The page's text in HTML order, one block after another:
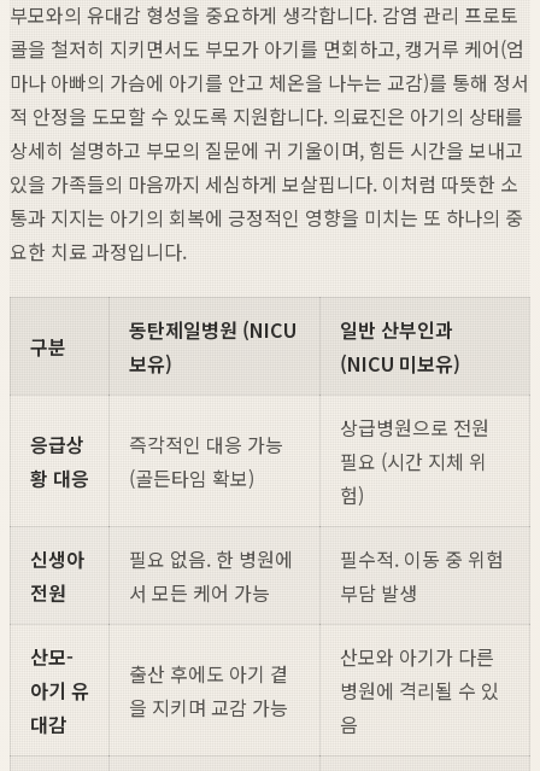
부모와의 유대감 형성을 중요하게 생각합니다. 감염 관리 프로토
콜을 철저히 지키면서도 부모가 아기를 면회하고, 캥거루 케어(엄
마나 아빠의 가슴에 아기를 안고 체온을 나누는 교감)를 통해 정서
적 안정을 도모할 수 있도록 지원합니다. 의료진은 아기의 상태를
상세히 설명하고 부모의 질문에 귀 기울이며, 힘든 시간을 보내고
있을 가족들의 마음까지 세심하게 보살핍니다. 이처럼 따뜻한 소
통과 지지는 아기의 회복에 긍정적인 영향을 미치는 또 하나의 중
요한 치료 과정입니다.
구분
동탄제일병원 (NICU
보유)
일반 산부인과
(NICU 미보유)
응급상
황 대응
즉각적인 대응 가능
(골든타임 확보)
상급병원으로 전원
필요 (시간 지체 위
험)
신생아
전원
필요 없음. 한 병원에
서 모든 케어 가능
필수적. 이동 중 위험
부담 발생
산모-
아기 유
대감
출산 후에도 아기 곁
을 지키며 교감 가능
산모와 아기가 다른
병원에 격리될 수 있
음